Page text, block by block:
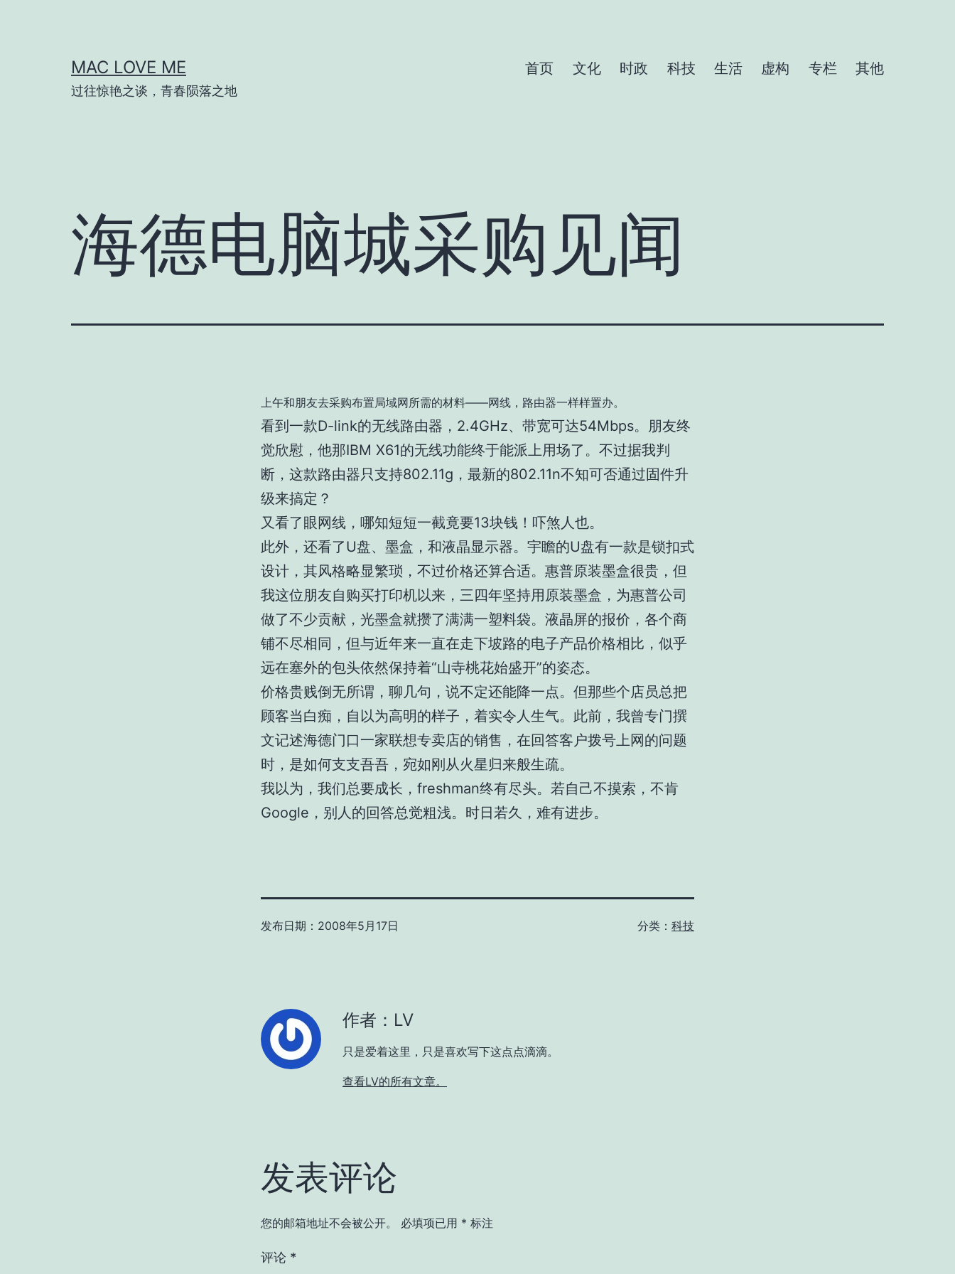
MAC LOVE ME
过往惊艳之谈，青春陨落之地
首页 文化 时政 科技 生活 虚构 专栏 其他
海德电脑城采购见闻
上午和朋友去采购布置局域网所需的材料——网线，路由器一样样置办。
看到一款D-link的无线路由器，2.4GHz、带宽可达54Mbps。朋友终
觉欣慰，他那IBM X61的无线功能终于能派上用场了。不过据我判
断，这款路由器只支持802.11g，最新的802.11n不知可否通过固件升
级来搞定？
又看了眼网线，哪知短短一截竟要13块钱！吓煞人也。
此外，还看了U盘、墨盒，和液晶显示器。宇瞻的U盘有一款是锁扣式
设计，其风格略显繁琐，不过价格还算合适。惠普原装墨盒很贵，但
我这位朋友自购买打印机以来，三四年坚持用原装墨盒，为惠普公司
做了不少贡献，光墨盒就攒了满满一塑料袋。液晶屏的报价，各个商
铺不尽相同，但与近年来一直在走下坡路的电子产品价格相比，似乎
远在塞外的包头依然保持着“山寺桃花始盛开”的姿态。
价格贵贱倒无所谓，聊几句，说不定还能降一点。但那些个店员总把
顾客当白痴，自以为高明的样子，着实令人生气。此前，我曾专门撰
文记述海德门口一家联想专卖店的销售，在回答客户拨号上网的问题
时，是如何支支吾吾，宛如刚从火星归来般生疏。
我以为，我们总要成长，freshman终有尽头。若自己不摸索，不肯
Google，别人的回答总觉粗浅。时日若久，难有进步。
发布日期： 2008年5月17日 分类： 科技
作者：LV
只是爱着这里，只是喜欢写下这点点滴滴。
查看LV的所有文章。
发表评论
您的邮箱地址不会被公开。 必填项已用 * 标注
评论 *